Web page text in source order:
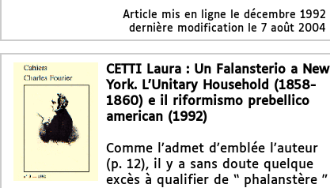
Article mis en ligne le décembre 1992
dernière modification le 7 août 2004
CETTI Laura : Un Falansterio a New
York. L’Unitary Household (1858-
1860) e il riformismo prebellico
american (1992)
Comme l’admet d’emblée l’auteur
(p. 12), il y a sans doute quelque
excès à qualifier de “ phalanstère ”